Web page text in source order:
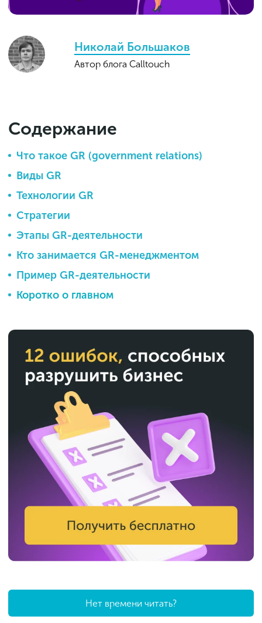
Николай Большаков
Автор блога Calltouch
Содержание
Что такое GR (government relations)
Виды GR
Технологии GR
Стратегии
Этапы GR-деятельности
Кто занимается GR-менеджментом
Пример GR-деятельности
Коротко о главном
Нет времени читать?